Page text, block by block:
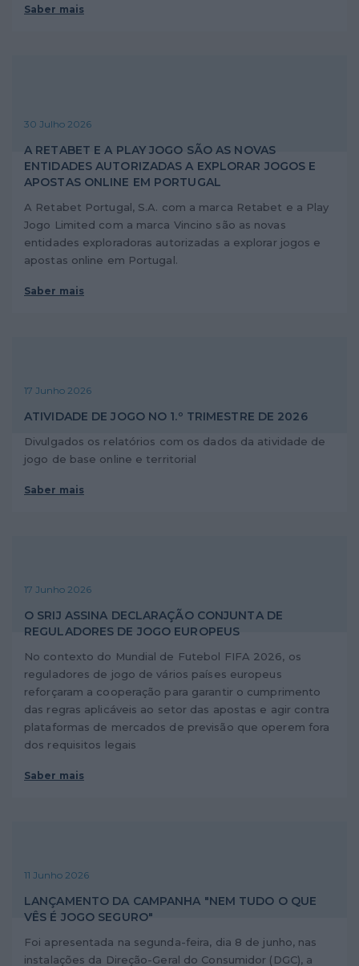
Saber mais
30 Julho 2026
A RETABET E A PLAY JOGO SÃO AS NOVAS
ENTIDADES AUTORIZADAS A EXPLORAR JOGOS E
APOSTAS ONLINE EM PORTUGAL
A Retabet Portugal, S.A. com a marca Retabet e a Play
Jogo Limited com a marca Vincino são as novas
entidades exploradoras autorizadas a explorar jogos e
apostas online em Portugal.
Saber mais
17 Junho 2026
ATIVIDADE DE JOGO NO 1.º TRIMESTRE DE 2026
Divulgados os relatórios com os dados da atividade de
jogo de base online e territorial
Saber mais
17 Junho 2026
O SRIJ ASSINA DECLARAÇÃO CONJUNTA DE
REGULADORES DE JOGO EUROPEUS
No contexto do Mundial de Futebol FIFA 2026, os
reguladores de jogo de vários países europeus
reforçaram a cooperação para garantir o cumprimento
das regras aplicáveis ao setor das apostas e agir contra
plataformas de mercados de previsão que operem fora
dos requisitos legais
Saber mais
11 Junho 2026
LANÇAMENTO DA CAMPANHA "NEM TUDO O QUE
VÊS É JOGO SEGURO"
Foi apresentada na segunda-feira, dia 8 de junho, nas
instalações da Direção-Geral do Consumidor (DGC), a